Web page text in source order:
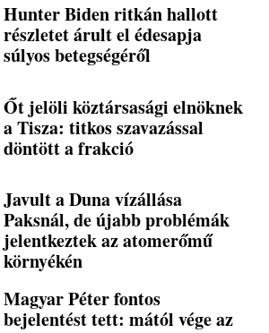
Hunter Biden ritkán hallott
részletet árult el édesapja
súlyos betegségéről
Őt jelöli köztársasági elnöknek
a Tisza: titkos szavazással
döntött a frakció
Javult a Duna vízállása
Paksnál, de újabb problémák
jelentkeztek az atomerőmű
környékén
Magyar Péter fontos
bejelentést tett: mától vége az